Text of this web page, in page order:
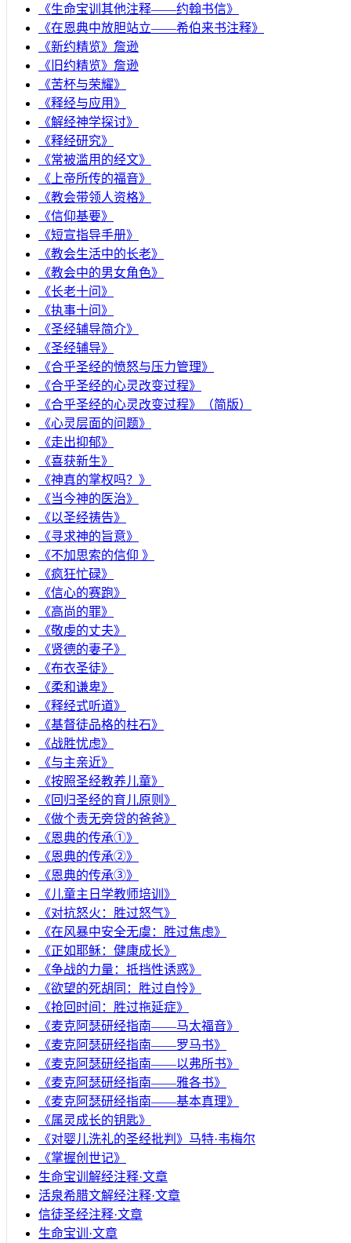
《生命宝训其他注释——约翰书信》
《在恩典中放胆站立——希伯来书注释》
《新约精览》詹逊
《旧约精览》詹逊
《苦杯与荣耀》
《释经与应用》
《解经神学探讨》
《释经研究》
《常被滥用的经文》
《上帝所传的福音》
《教会带领人资格》
《信仰基要》
《短宣指导手册》
《教会生活中的长老》
《教会中的男女角色》
《长老十问》
《执事十问》
《圣经辅导简介》
《圣经辅导》
​《合乎圣经的愤怒与压力管理》
《合乎圣经的心灵改变过程》
《合乎圣经的心灵改变过程》（简版）
《心灵层面的问题》
《走出抑郁》
《喜获新生》
《神真的掌权吗？》
《当今神的医治》
《以圣经祷告》
《寻求神的旨意》
《不加思索的信仰 》
《疯狂忙碌》
《信心的赛跑》
《高尚的罪》
《敬虔的丈夫》
《贤德的妻子》
《布衣圣徒》
《柔和谦卑》
《释经式听道》
《基督徒品格的柱石》
《战胜忧虑》
《与主亲近》
《按照圣经教养儿童》
《回归圣经的育儿原则》
《做个责无旁贷的爸爸》
《恩典的传承①》
《恩典的传承②》
《恩典的传承③》
《儿童主日学教师培训》
《对抗怒火：胜过怒气》
《在风暴中安全无虞：胜过焦虑》
《正如耶稣：健康成长》
《争战的力量：抵挡性诱惑》
《欲望的死胡同：胜过自怜》
《抢回时间：胜过拖延症》
《麦克阿瑟研经指南——马太福音》
《麦克阿瑟研经指南——罗马书》
《麦克阿瑟研经指南——以弗所书》
《麦克阿瑟研经指南——雅各书》
《麦克阿瑟研经指南——基本真理》
《属灵成长的钥匙》
《对婴儿洗礼的圣经批判》马特·韦梅尔
《掌握创世记》
生命宝训解经注释·文章
活泉希腊文解经注释·文章
信徒圣经注释·文章
生命宝训·文章